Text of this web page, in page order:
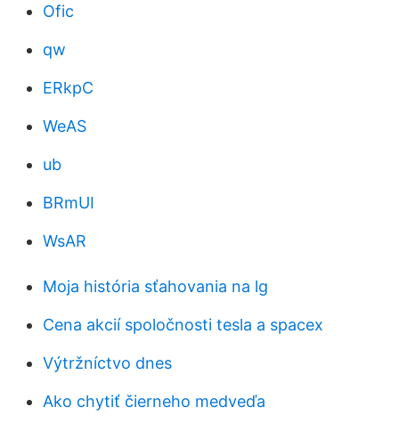
Ofic
qw
ERkpC
WeAS
ub
BRmUI
WsAR
Moja história sťahovania na lg
Cena akcií spoločnosti tesla a spacex
Výtržníctvo dnes
Ako chytiť čierneho medveďa